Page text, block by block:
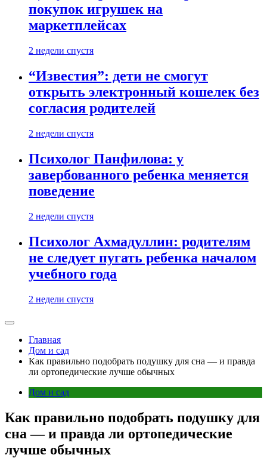
покупок игрушек на
маркетплейсах
2 недели спустя
“Известия”: дети не смогут
открыть электронный кошелек без
согласия родителей
2 недели спустя
Психолог Панфилова: у
завербованного ребенка меняется
поведение
2 недели спустя
Психолог Ахмадуллин: родителям
не следует пугать ребенка началом
учебного года
2 недели спустя
Главная
Дом и сад
Как правильно подобрать подушку для сна — и правда
ли ортопедические лучше обычных
Дом и сад
Как правильно подобрать подушку для
сна — и правда ли ортопедические
лучше обычных